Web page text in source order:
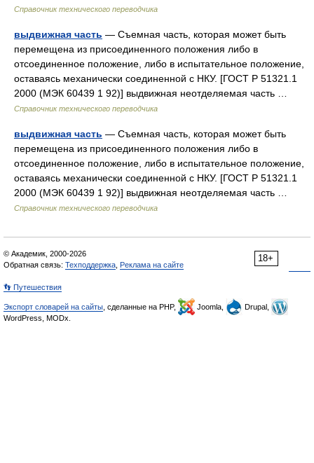
Справочник технического переводчика
выдвижная часть — Съемная часть, которая может быть
перемещена из присоединенного положения либо в
отсоединенное положение, либо в испытательное положение,
оставаясь механически соединенной с НКУ. [ГОСТ Р 51321.1
2000 (МЭК 60439 1 92)] выдвижная неотделяемая часть …
Справочник технического переводчика
выдвижная часть — Съемная часть, которая может быть
перемещена из присоединенного положения либо в
отсоединенное положение, либо в испытательное положение,
оставаясь механически соединенной с НКУ. [ГОСТ Р 51321.1
2000 (МЭК 60439 1 92)] выдвижная неотделяемая часть …
Справочник технического переводчика
18+
© Академик, 2000-2026
Обратная связь: Техподдержка Реклама на сайте
👣 Путешествия
Экспорт словарей на сайты , сделанные на PHP, Joomla,
Drupal,
WordPress, MODx.